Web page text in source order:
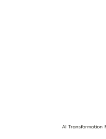
AI Transformation